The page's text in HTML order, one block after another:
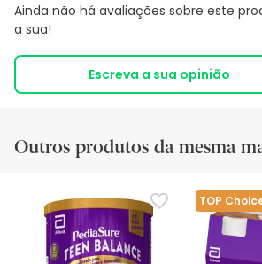
Ainda não há avaliações sobre este
a sua!
Escreva a sua opinião
Outros produtos da mesma
TOP